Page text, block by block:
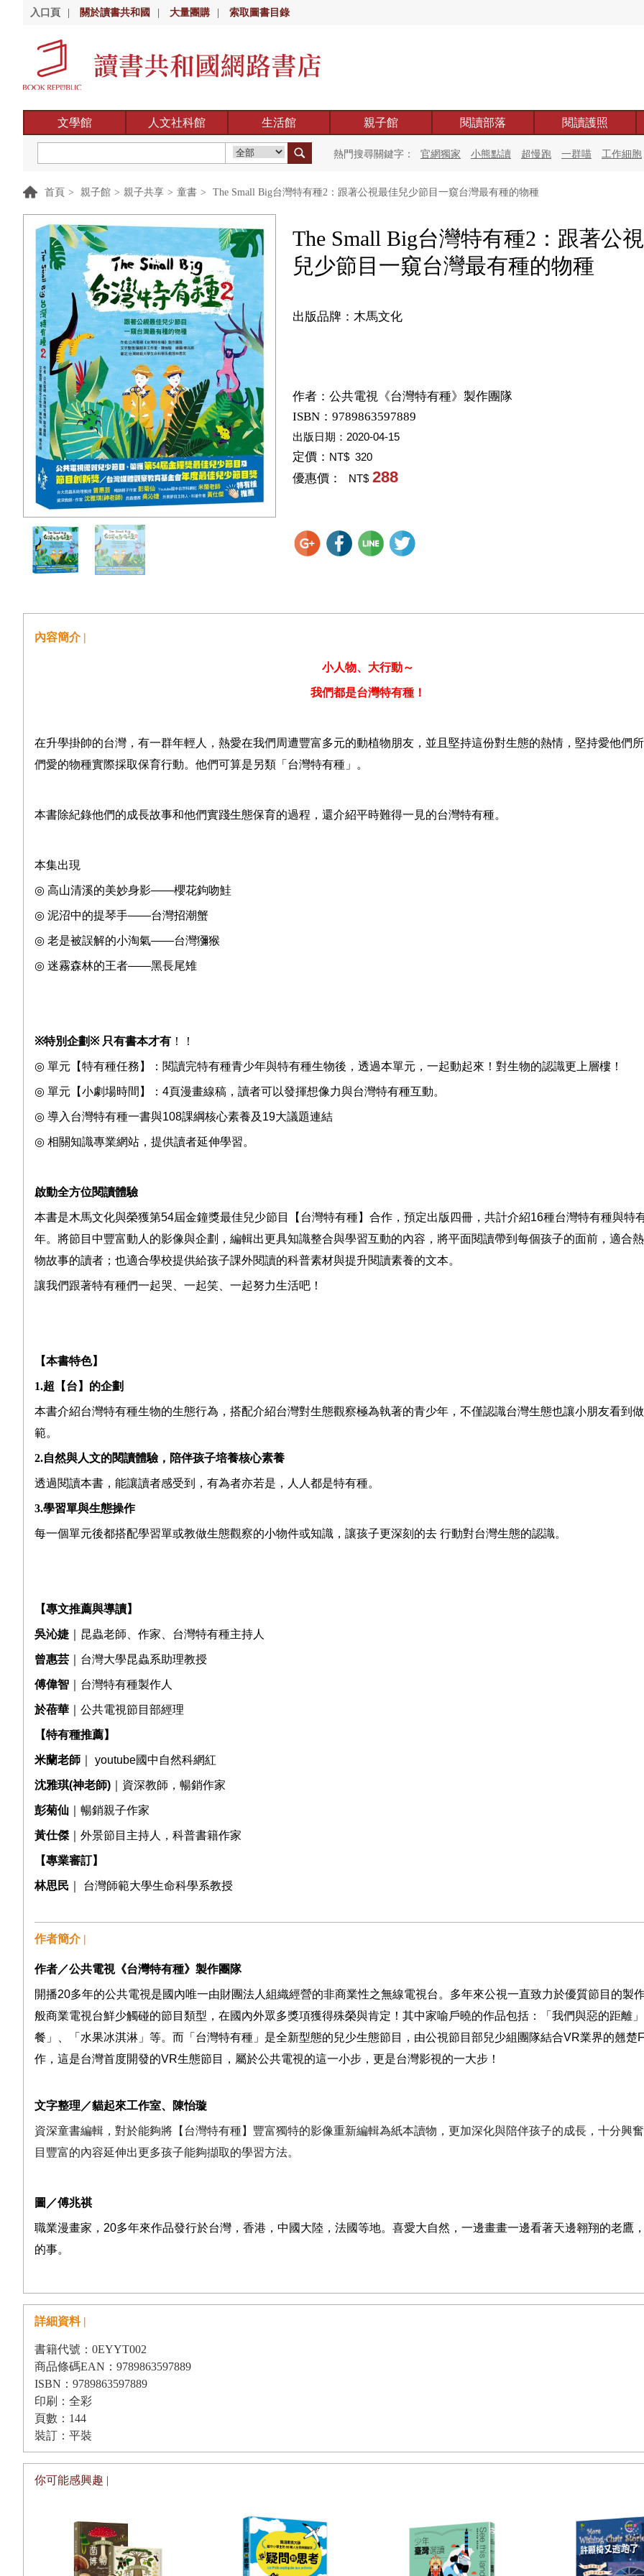
入口頁 關於讀書共和國 大量團購 索取圖書目錄
文學館 人文社科館 生活館 親子館 閱讀部落 閱讀護照
熱門搜尋關鍵字： 官網獨家 小熊點讀 超慢跑 一群喵 工作細胞
首頁 > 親子館 > 親子共享 > 童書 > The Small Big台灣特有種2：跟著公視最佳兒少節目一窺台灣最有種的物種
The Small Big台灣特有種2：跟著公
兒少節目一窺台灣最有種的物種
出版品牌：木馬文化
作者： 公共電視《台灣特有種》製作團隊
ISBN：9789863597889
出版日期： 2020-04-15
定價： NT$ 320
優惠價： NT$ 288
內容簡介 |
小人物、大行動～
我們都是台灣特有種 ！
在升學掛帥的台灣，有一群年輕人，熱愛在我們周遭豐富多元的動植物朋友，並且堅持這份對生態的熱情，堅持愛他們
們愛的物種實際採取保育行動。他們可算是另類「台灣特有種」。
本書除紀錄他們的成長故事和他們實踐生態保育的過程，還介紹平時難得一見的台灣特有種。
本集出現
◎ 高山清溪的美妙身影——櫻花鉤吻鮭
◎ 泥沼中的提琴手——台灣招潮蟹
◎ 老是被誤解的小淘氣——台灣獼猴
◎ 迷霧森林的王者——黑長尾雉
※特別企劃※ 只有書本才有 ！！
◎ 單元【特有種任務】：閱讀完特有種青少年與特有種生物後，透過本單元，一起動起來！對生物的認識更上層樓！
◎ 單元【小劇場時間】： 4頁漫畫線稿，讀者可以發揮想像力與台灣特有種互動。
◎ 導入台灣特有種一書與108課綱核心素養及 19大議題連結
◎ 相關知識專業網站，提供讀者延伸學習。
啟動全方位閱讀體驗
本書是木馬文化與榮獲第54屆金鐘獎最佳兒少節目【台灣特有種】合作，預定出版四冊，共計介紹16種台灣特有種與特
年。將節目中豐富動人的影像與企劃，編輯出更具知識整合與學習互動的內容，將平面閱讀帶到每個孩子的面前，適合
物故事的讀者；也適合學校提供給孩子課外閱讀的科普素材與提升閱讀素養的文本。
讓我們跟著特有種們一起哭、一起笑、一起努力生活吧！
【本書特色】
1.超【台】的企劃
本書介紹台灣特有種生物的生態行為，搭配介紹台灣對生態觀察極為執著的青少年，不僅認識台灣生態也讓小朋友看到
範。
2.自然與人文的閱讀體驗，陪伴孩子培養核心素養
透過閱讀本書，能讓讀者感受到，有為者亦若是，人人都是特有種。
3.學習單與生態操作
每一個單元後都搭配學習單或教做生態觀察的小物件或知識，讓孩子更深刻的去 行動對台灣生態的認識。
【專文推薦與導讀】
吳沁婕 ｜昆蟲老師、作家、台灣特有種主持人
曾惠芸 ｜台灣大學昆蟲系助理教授
傅偉智 ｜台灣特有種製作人
於蓓華 ｜公共電視節目部經理
【特有種推薦】
米蘭老師 youtube國中自然科網紅
沈雅琪(神老師) ｜資深教師，暢銷作家
彭菊仙 ｜暢銷親子作家
黃仕傑 ｜外景節目主持人，科普書籍作家
【專業審訂】
林思民 台灣師範大學生命科學系教授
作者簡介 |
作者／公共電視《台灣特有種》製作團隊
開播20多年的公共電視是國內唯一由財團法人組織經營的非商業性之無線電視台 。 多年來公視一直致力於優質節目的製
般商業電視台鮮少觸碰的節目類型，在國內外眾多獎項獲得殊榮與肯定！其中家喻戶曉的作品包括：「我們與惡的距離
餐」、「水果冰淇淋」 等。 而「台灣特有種」是全新型態的兒少生態節目，由公視節目部兒少組團隊結合VR業界的翹楚
作，這是台灣首度開發的VR生態節目，屬於公共電視的這一小步，更是台灣影視的一大步！
文字整理／貓起來工作室、陳怡璇
資深童書編輯，對於能夠將【 台灣特有種】豐富獨特的影像重新編輯為紙本讀物，更加深化與陪伴孩子的成長，十分興
目豐富的內容延伸出更多孩子能夠擷取的學習方法。
圖／傅兆祺
職業漫畫家， 20多年來作品發行於台灣，香港，中國大陸，法國等地。喜愛大自然，一邊畫畫一邊看著天邊翱翔的老鷹
的事。
詳細資料 |
書籍代號：0EYYT002
商品條碼EAN：9789863597889
ISBN：9789863597889
印刷：全彩
頁數：144
裝訂：平裝
你可能感興趣 |